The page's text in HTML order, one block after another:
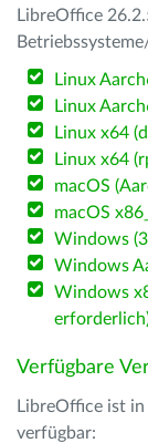
LibreOffice
Linux
Linux
Linux x64
Linux x64
macOS
macOS
Windows
Windows
Windows
Verfügbare
LibreOffice ist
verfügbar: